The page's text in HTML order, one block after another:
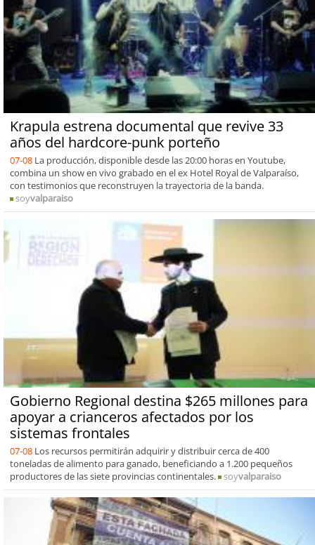
Krapula estrena documental que revive 33
años del hardcore-punk porteño
07-08 La producción, disponible desde las 20:00 horas en Youtube,
combina un show en vivo grabado en el ex Hotel Royal de Valparaíso,
con testimonios que reconstruyen la trayectoria de la banda.
soyvalparaiso
Gobierno Regional destina $265 millones para
apoyar a crianceros afectados por los
sistemas frontales
07-08 Los recursos permitirán adquirir y distribuir cerca de 400
toneladas de alimento para ganado, beneficiando a 1.200 pequeños
productores de las siete provincias continentales.
soyvalparaiso